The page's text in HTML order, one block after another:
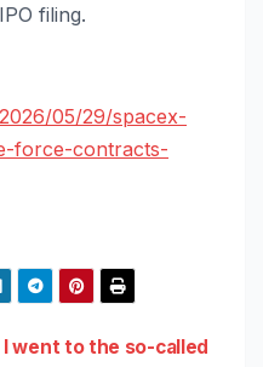
filing.
05/29/spacex-
force-contracts-
I went to the so-called